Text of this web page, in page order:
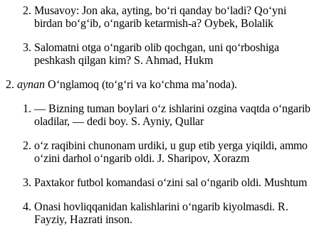
Musavoy: Jon aka, ayting, boʻri qanday boʻladi? Qoʻyni
birdan boʻgʻib, oʻngarib ketarmish-a? Oybek, Bolalik
Salomatni otga oʻngarib olib qochgan, uni qoʻrboshiga
peshkash qilgan kim? S. Ahmad, Hukm
2. aynan Oʻnglamoq (toʻgʻri va koʻchma maʼnoda).
— Bizning tuman boylari oʻz ishlarini ozgina vaqtda oʻngarib
oladilar, — dedi boy. S. Ayniy, Qullar
oʻz raqibini chunonam urdiki, u gup etib yerga yiqildi, ammo
oʻzini darhol oʻngarib oldi. J. Sharipov, Xorazm
Paxtakor futbol komandasi oʻzini sal oʻngarib oldi. Mushtum
Onasi hovliqqanidan kalishlarini oʻngarib kiyolmasdi. R.
Fayziy, Hazrati inson.